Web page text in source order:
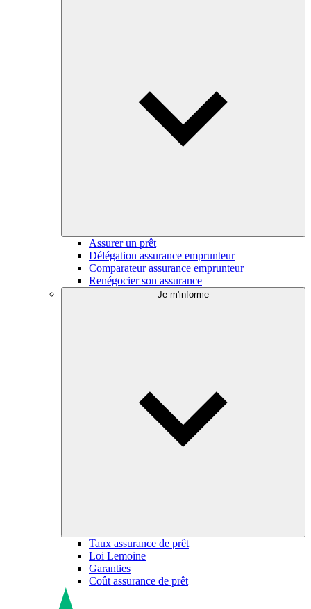
Assurer un prêt
Délégation assurance emprunteur
Comparateur assurance emprunteur
Renégocier son assurance
Je m'informe
Taux assurance de prêt
Loi Lemoine
Garanties
Coût assurance de prêt